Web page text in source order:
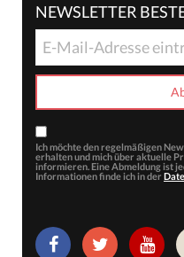
NEWSLETTER
Ich möchte den regelmäßigen
erhalten und mich über aktuelle
informieren. Eine Abmeldung ist
Informationen finde ich in der